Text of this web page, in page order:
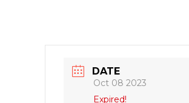
DATE
Oct 08 2023
Expired!